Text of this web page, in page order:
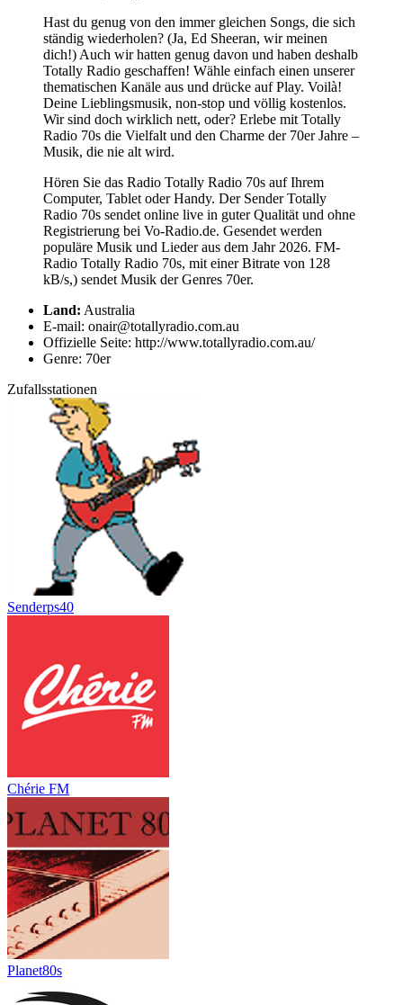
Hast du genug von den immer gleichen Songs, die sich
ständig wiederholen? (Ja, Ed Sheeran, wir meinen
dich!) Auch wir hatten genug davon und haben deshalb
Totally Radio geschaffen! Wähle einfach einen unserer
thematischen Kanäle aus und drücke auf Play. Voilà!
Deine Lieblingsmusik, non-stop und völlig kostenlos.
Wir sind doch wirklich nett, oder? Erlebe mit Totally
Radio 70s die Vielfalt und den Charme der 70er Jahre –
Musik, die nie alt wird.
Hören Sie das Radio Totally Radio 70s auf Ihrem
Computer, Tablet oder Handy. Der Sender Totally
Radio 70s sendet online live in guter Qualität und ohne
Registrierung bei Vo-Radio.de. Gesendet werden
populäre Musik und Lieder aus dem Jahr 2026. FM-
Radio Totally Radio 70s, mit einer Bitrate von 128
kB/s,) sendet Musik der Genres 70er.
Land: Australia
E-mail: onair@totallyradio.com.au
Offizielle Seite: http://www.totallyradio.com.au/
Genre: 70er
Zufallsstationen
Senderps40
Chérie FM
Planet80s